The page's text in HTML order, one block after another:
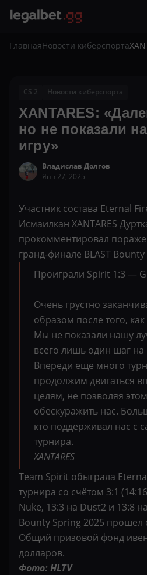
ГлавнаяНовости киберспорта
CS 2 Новости киберспорта
XANTARES:
но не показали
игру»
Владислав Долгов
Янв 27, 2025
Участник состава Eternal
Исмаилкан XANTARES
прокомментировал
гранд-финале BLAST
Проиграли Spirit 1:3 —
Очень грустно
образом после того,
Мы не показали нашу
всего лишь один шаг
Впереди еще много
продолжим двигаться
целям, не позволяя
обескуражить нас.
кто поддерживал нас с
турнира.
XANTARES
Team Spirit обыграла
турнира со счётом 3:1
Nuke, 13:3 на Dust2 и 13:8
Bounty Spring 2025 прошел
Общий призовой фонд
долларов.
Фото: HLTV